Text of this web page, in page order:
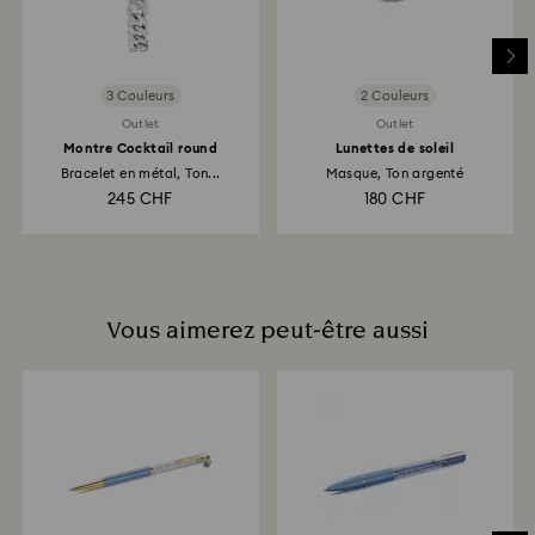
à 7 jours ouvrés pour que le montant correspondant
3 Couleurs
Outlet
Montre Cocktail round
Bracelet en métal, Ton...
245 CHF
2 Couleurs
Outlet
Lunettes de soleil
Masque, Ton argenté
180 CHF
Vous aimerez peut-être aussi